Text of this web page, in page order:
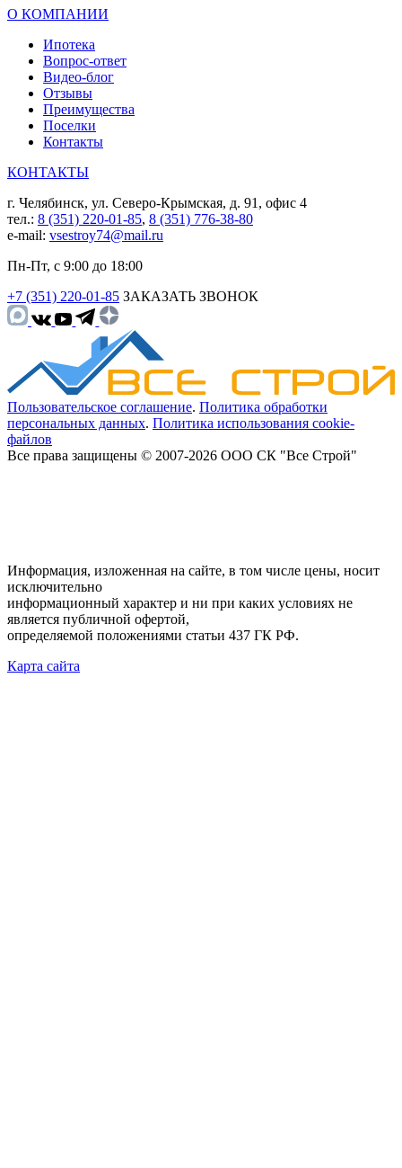
О КОМПАНИИ
Ипотека
Вопрос-ответ
Видео-блог
Отзывы
Преимущества
Поселки
Контакты
КОНТАКТЫ
г. Челябинск, ул. Северо-Крымская, д. 91, офис 4
тел.: 8 (351) 220-01-85, 8 (351) 776-38-80
e-mail: vsestroy74@mail.ru
Пн-Пт, с 9:00 до 18:00
+7 (351) 220-01-85 ЗАКАЗАТЬ ЗВОНОК
Пользовательское соглашение. Политика обработки
персональных данных. Политика использования cookie-
файлов
Все права защищены © 2007-2026 ООО СК "Все Строй"
Информация, изложенная на сайте, в том числе цены, носит
исключительно
информационный характер и ни при каких условиях не
является публичной офертой,
определяемой положениями статьи 437 ГК РФ.
Карта сайта